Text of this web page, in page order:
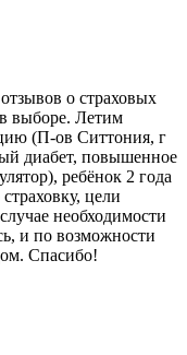
о страховых
выборе. Летим
(П-ов Ситтония, г
диабет, повышенное
ребёнок 2 года
цели
необходимости
и по возможности
Спасибо!